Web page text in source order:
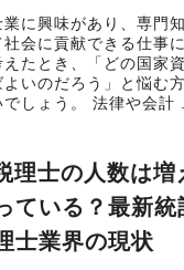
業に興味があり、専門
社会に貢献できる仕事
えたとき、「どの国家
よいのだろう」と悩む
でしょう。 法律や会計
理士の人数は増
ている？最新統
士業界の現状